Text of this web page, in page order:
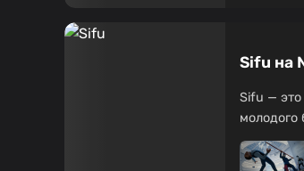
Sifu на
Sifu — это
молодого